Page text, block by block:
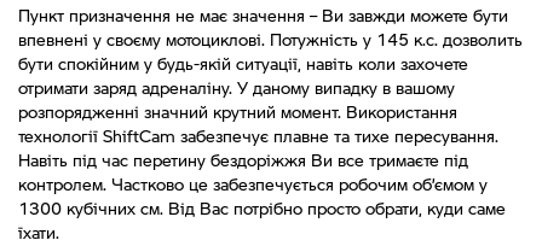
Пункт призначення не має значення – Ви завжди можете бути
впевнені у своєму мотоциклові. Потужність у 145 к.с. дозволить
бути спокійним у будь-якій ситуації, навіть коли захочете
отримати заряд адреналіну. У даному випадку в вашому
розпорядженні значний крутний момент. Використання
технології ShiftCam забезпечує плавне та тихе пересування.
Навіть під час перетину бездоріжжя Ви все тримаєте під
контролем. Частково це забезпечується робочим об’ємом у
1300 кубічних см. Від Вас потрібно просто обрати, куди саме
їхати.